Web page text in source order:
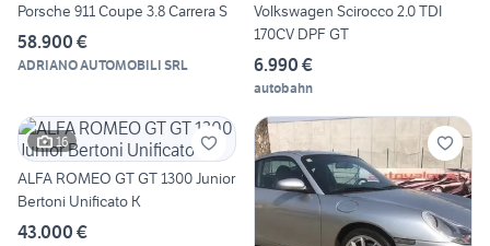
Porsche 911 Coupe 3.8 Carrera S
58.900 €
ADRIANO AUTOMOBILI SRL
Volkswagen Scirocco 2.0 TDI
170CV DPF GT
6.990 €
autobahn
16
ALFA ROMEO GT GT 1300 Junior
Bertoni Unificato K
43.000 €